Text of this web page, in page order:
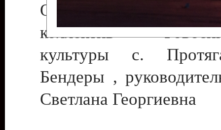
Образцовый
коллектив
культуры с.
Бендеры ,
Светлана Георгиевна